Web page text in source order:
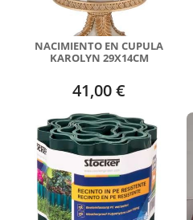
NACIMIENTO EN CUPULA
KAROLYN 29X14CM
41,00 €